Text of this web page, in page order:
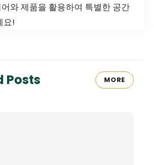
와 제품을 활용하여 특별한 공간
요!
Posts MORE